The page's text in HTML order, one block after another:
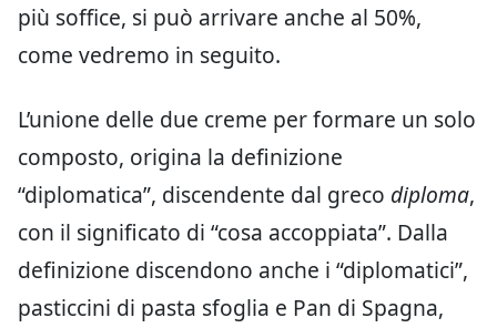
più soffice, si può arrivare anche al 50%,
come vedremo in seguito.
L’unione delle due creme per formare un solo
composto, origina la definizione
“diplomatica”, discendente dal greco diploma,
con il significato di “cosa accoppiata”. Dalla
definizione discendono anche i “diplomatici”,
pasticcini di pasta sfoglia e Pan di Spagna,